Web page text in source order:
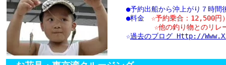
●予約出船から沖上がり７時間
●料金 ☆予約乗合： 12,500円
☆他の釣り物とのリレー
☆過去のブログ Http://